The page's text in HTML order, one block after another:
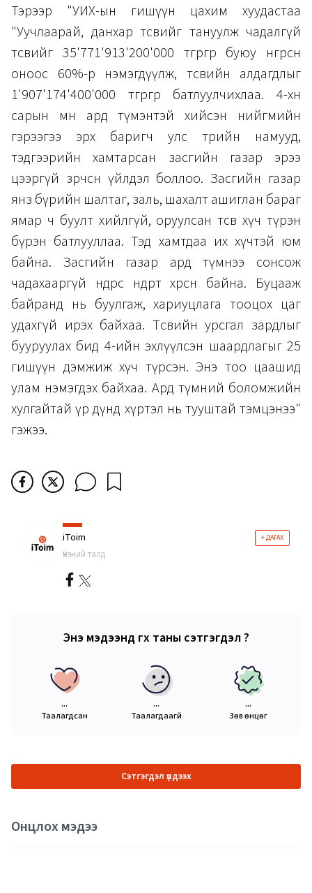
Тэрээр "УИХ-ын гишүүн цахим хуудастаа
"Уучлаарай, данхар төсвийг тануулж чадалгүй
төсвийг 35'771'913'200'000 төгрөгөөр буюу өнгөрсөн
оноос 60%-р нэмэгдүүлж, төсвийн алдагдлыг
1'907'174'400'000 төгрөгөөр батлуулчихлаа. 4-хөн
сарын өмнө ард түмэнтэй хийсэн нийгмийн
гэрээгээ эрх баригч улс төрийн намууд,
тэдгээрийн хамтарсан засгийн газар эрээ
цээргүй зөрчсөн үйлдэл боллоо. Засгийн газар
янз бүрийн шалтаг, заль, шахалт ашиглан бараг
ямар ч буулт хийлгүй, оруулсан төсвөө хүч түрэн
бүрэн батлууллаа. Тэд хамтдаа их хүчтэй юм
байна. Засгийн газар ард түмнээ сонсож
чадахааргүй өндрөөс өндөрт хөөрсөн байна. Буцааж
байранд нь буулгаж, хариуцлага тооцох цаг
удахгүй ирэх байхаа. Төсвийн урсгал зардлыг
бууруулах бид 4-ийн эхлүүлсэн шаардлагыг 25
гишүүн дэмжиж хүч түрсэн. Энэ тоо цаашид
улам нэмэгдэх байхаа. Ард түмний боломжийн
хулгайтай үр дүнд хүртэл нь тууштай тэмцэнээ"
гэжээ.
iToim + ДАГАХ
Үнэний талд
Энэ мэдээнд өгөх таны сэтгэгдэл ?
...
Таалагдсан
...
Таалагдаагүй
...
Зөв өнцөг
Сэтгэгдэл үлдээх
Онцлох мэдээ